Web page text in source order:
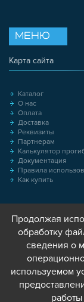
МЕНЮ
Карта сайта
Каталог
О нас
Оплата
Доставка
Реквизиты
Партнерам
Калькулятор
Документация
Правила
Как купить
Продолжая
обработку
сведения о
используемом